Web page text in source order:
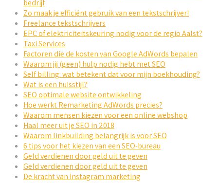
bedrijf
Zo maak je efficiënt gebruik van een tekstschrijver!
Freelance tekstschrijvers
EPC of elektriciteitskeuring nodig voor de regio Aalst?
Taxi Services
Factoren die de kosten van Google AdWords bepalen
Waarom jij (geen) hulp nodig hebt met SEO
Self billing: wat betekent dat voor mijn boekhouding?
Wat is een huisstijl?
SEO optimale website ontwikkeling
Hoe werkt Remarketing AdWords precies?
Waarom mensen kiezen voor een online webshop
Haal meer uit je SEO in 2018
Waarom linkbuilding belangrijk is voor SEO
6 tips voor het kiezen van een SEO-bureau
Geld verdienen door geld uit te geven
Geld verdienen door geld uit te geven
De kracht van Instagram marketing